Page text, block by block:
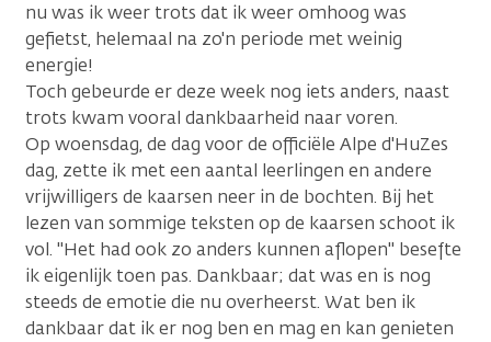
nu was ik weer trots dat ik weer omhoog was
gefietst, helemaal na zo'n periode met weinig
energie!
Toch gebeurde er deze week nog iets anders, naast
trots kwam vooral dankbaarheid naar voren.
Op woensdag, de dag voor de officiële Alpe d'HuZes
dag, zette ik met een aantal leerlingen en andere
vrijwilligers de kaarsen neer in de bochten. Bij het
lezen van sommige teksten op de kaarsen schoot ik
vol. "Het had ook zo anders kunnen aflopen" besefte
ik eigenlijk toen pas. Dankbaar; dat was en is nog
steeds de emotie die nu overheerst. Wat ben ik
dankbaar dat ik er nog ben en mag en kan genieten